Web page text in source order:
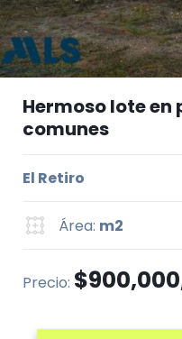
Hermoso lote
comunes
El Retiro
Área: m2
Precio: